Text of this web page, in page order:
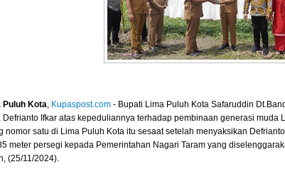
Puluh Kota, Kupaspost.com - Bupati Lima Puluh Kota Safaruddin
Defrianto Ifkar atas kepeduliannya terhadap pembinaan generasi muda
nomor satu di Lima Puluh Kota itu sesaat setelah menyaksikan
meter persegi kepada Pemerintahan Nagari Taram yang
(25/11/2024).